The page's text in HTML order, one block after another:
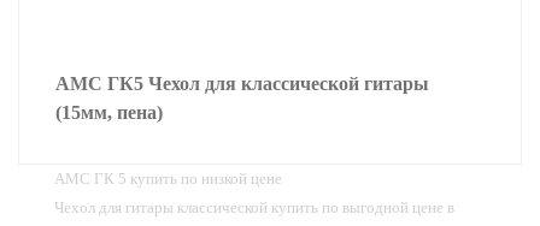
AMC ГК5 Чехол для классической гитары
(15мм, пена)
AMC ГК 5 купить по низкой цене
Чехол для гитары классической купить по выгодной цене в